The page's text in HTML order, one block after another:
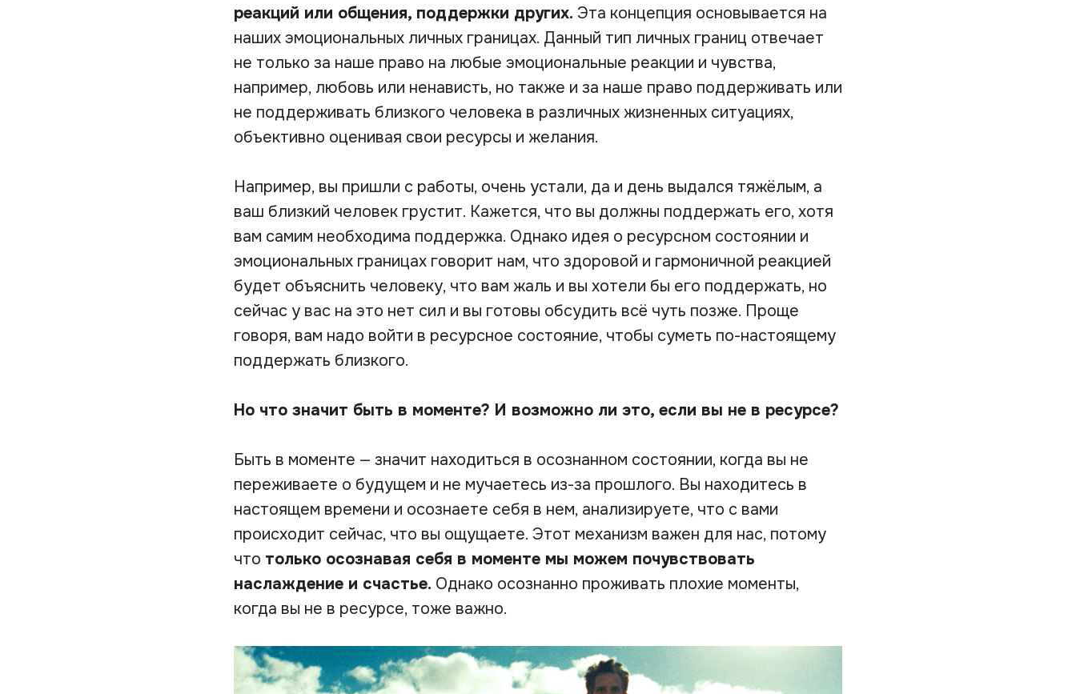
реакций или общения, поддержки других. Эта концепция основывается на
наших эмоциональных личных границах. Данный тип личных границ отвечает
не только за наше право на любые эмоциональные реакции и чувства,
например, любовь или ненависть, но также и за наше право поддерживать или
не поддерживать близкого человека в различных жизненных ситуациях,
объективно оценивая свои ресурсы и желания.
Например, вы пришли с работы, очень устали, да и день выдался тяжёлым, а
ваш близкий человек грустит. Кажется, что вы должны поддержать его, хотя
вам самим необходима поддержка. Однако идея о ресурсном состоянии и
эмоциональных границах говорит нам, что здоровой и гармоничной реакцией
будет объяснить человеку, что вам жаль и вы хотели бы его поддержать, но
сейчас у вас на это нет сил и вы готовы обсудить всё чуть позже. Проще
говоря, вам надо войти в ресурсное состояние, чтобы суметь по-настоящему
поддержать близкого.
Но что значит быть в моменте? И возможно ли это, если вы не в ресурсе?
Быть в моменте — значит находиться в осознанном состоянии, когда вы не
переживаете о будущем и не мучаетесь из-за прошлого. Вы находитесь в
настоящем времени и осознаете себя в нем, анализируете, что с вами
происходит сейчас, что вы ощущаете. Этот механизм важен для нас, потому
что только осознавая себя в моменте мы можем почувствовать
наслаждение и счастье. Однако осознанно проживать плохие моменты,
когда вы не в ресурсе, тоже важно.